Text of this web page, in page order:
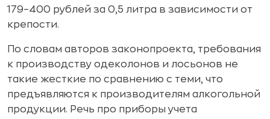
179–400 рублей за 0,5 литра в зависимости от
крепости.
По словам авторов законопроекта, требования
к производству одеколонов и лосьонов не
такие жесткие по сравнению с теми, что
предъявляются к производителям алкогольной
продукции. Речь про приборы учета